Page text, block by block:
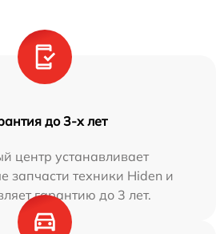
до 3-х лет
центр устанавливает
запчасти техники Hiden и
гарантию до 3 лет.